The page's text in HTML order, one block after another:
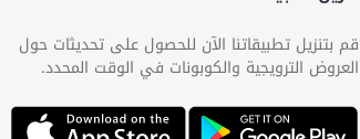
قم بتنزيل تطبيقاتنا الآن للحصول على تحديثات حول
العروض الترويجية والكوبونات في الوقت المحدد.